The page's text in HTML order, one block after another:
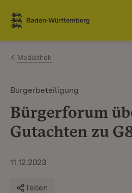
Zum Inhalt springen
Link zur Startseite
Mediathek
Bürgerbeteiligung
Bürgerforum
Gutachten zu
11.12.2023
Teilen